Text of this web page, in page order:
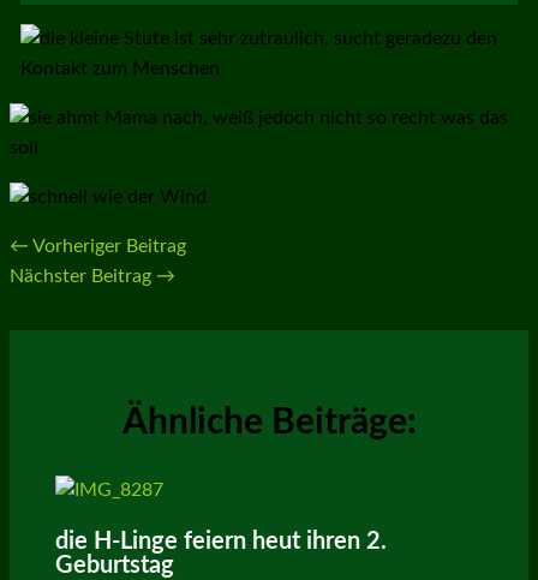
← Vorheriger Beitrag
Nächster Beitrag →
Ähnliche Beiträge:
die H-Linge feiern heut ihren 2.
Geburtstag